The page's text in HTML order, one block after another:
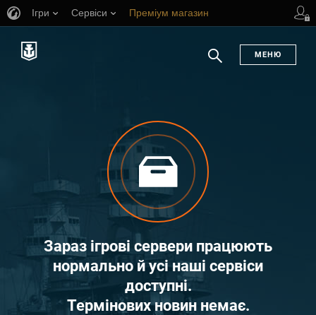
Ігри Сервіси Преміум магазин
МЕНЮ
Зараз ігрові сервери працюють
нормально й усі наші сервіси
доступні.
Термінових новин немає.